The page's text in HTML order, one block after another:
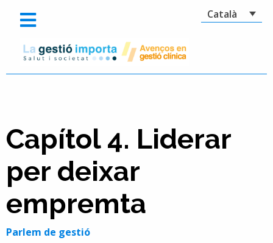
Català
Capítol 4. Liderar
per deixar
empremta
Parlem de gestió